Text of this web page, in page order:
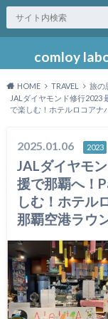
comloy
HOME TRAVEL 旅の
JALダイヤモンド修行2023
で楽しむ！ホテルロコアナ
2025.01.06 2023
JALダイヤモ
援で那覇へ！
しむ！ホテル
那覇空港ラウ